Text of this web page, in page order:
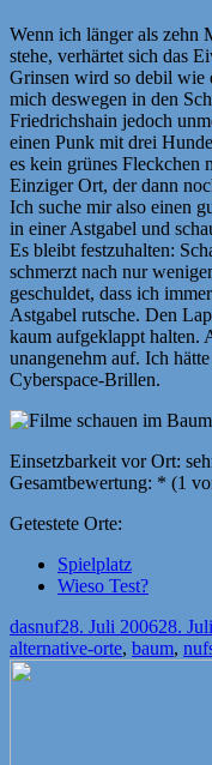
Wenn ich länger als zehn
stehe, verhärtet sich das
Grinsen wird so debil wie
mich deswegen in den
Friedrichshain jedoch
einen Punk mit drei
es kein grünes Fleckchen
Einziger Ort, der dann
Ich suche mir also einen
in einer Astgabel und
Es bleibt festzuhalten:
schmerzt nach nur
geschuldet, dass ich
Astgabel rutsche. Den
kaum aufgeklappt halten.
unangenehm auf. Ich
Cyberspace-Brillen.
Einsetzbarkeit vor Ort:
Gesamtbewertung: * (1
Getestete Orte:
Spielplatz
Wieso Test?
Autor
dasnufVeröffentlicht
am
28. Juli 200628.
alternative-orte, baum,